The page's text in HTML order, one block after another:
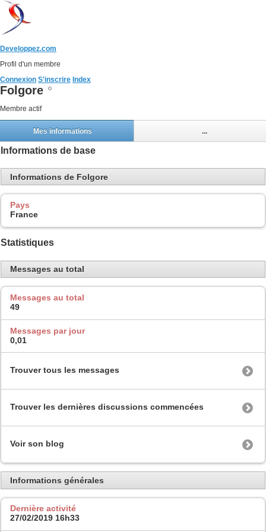
Developpez.com
Profil d'un membre
Connexion S'inscrire Index
Folgore
Membre actif
Mes informations ...
Informations de base
Informations de Folgore
Pays
France
Statistiques
Messages au total
Messages au total
49
Messages par jour
0,01
Trouver tous les messages
Trouver les dernières discussions commencées
Voir son blog
Informations générales
Dernière activité
27/02/2019 16h33